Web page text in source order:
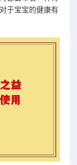
于宝宝的健康有